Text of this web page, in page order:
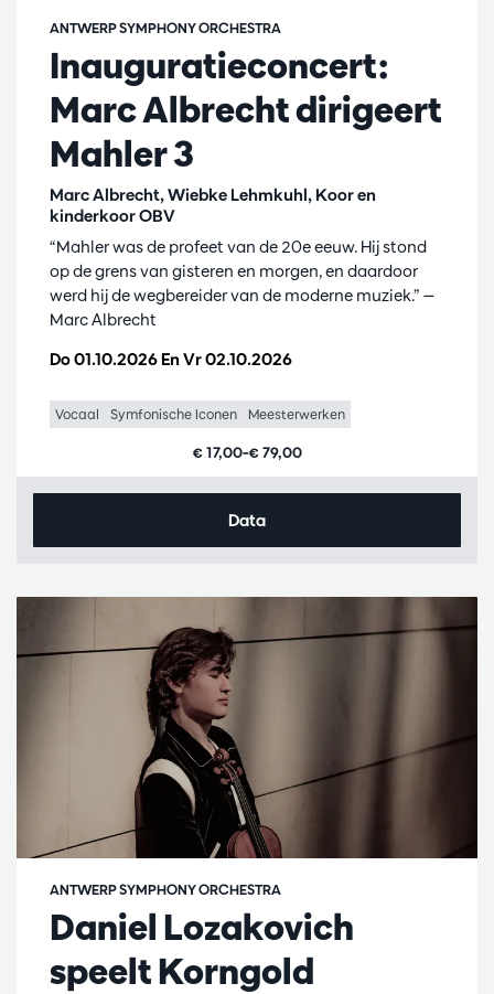
Inauguratieconcert:
Marc Albrecht dirigeert
Mahler 3
Marc Albrecht, Wiebke Lehmkuhl, Koor en
kinderkoor OBV
ANTWERP SYMPHONY ORCHESTRA
Do 01.10.2026 EnVr 02.10.2026
“Mahler was de profeet van de 20e eeuw. Hij stond
op de grens van gisteren en morgen, en daardoor
werd hij de wegbereider van de moderne muziek.” —
Marc Albrecht
Vocaal Symfonische Iconen Meesterwerken
€ 17,00–€ 79,00
Data
Daniel Lozakovich
speelt Korngold
ANTWERP SYMPHONY ORCHESTRA